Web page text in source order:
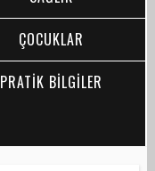
ÇOCUKLAR
PRATİK BİLGİLER